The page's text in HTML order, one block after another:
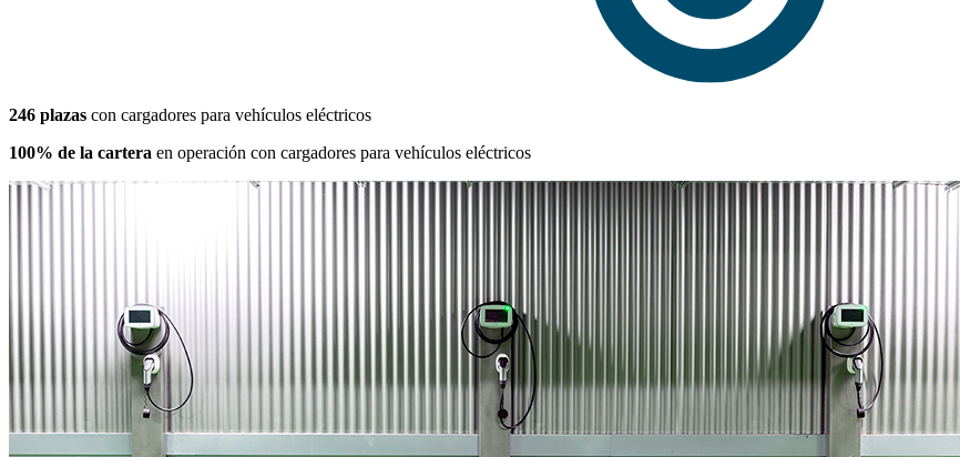
246 plazas con cargadores para vehículos eléctricos
100% de la cartera en operación con cargadores para vehículos eléctricos